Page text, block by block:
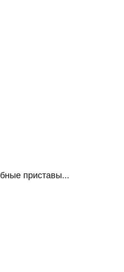
приставы...